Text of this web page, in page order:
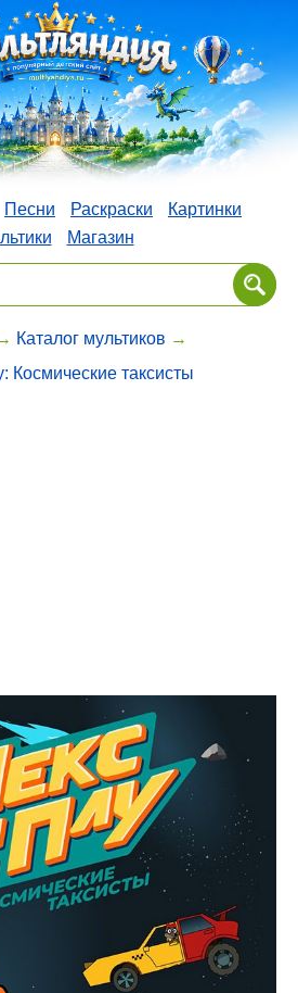
Песни Раскраски
Картинки
Магазин
Каталог мультиков →
Космические таксисты